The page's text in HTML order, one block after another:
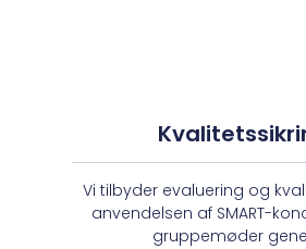
Vi tilbyder evaluering og
anvendelsen af SMART-
gruppemøder